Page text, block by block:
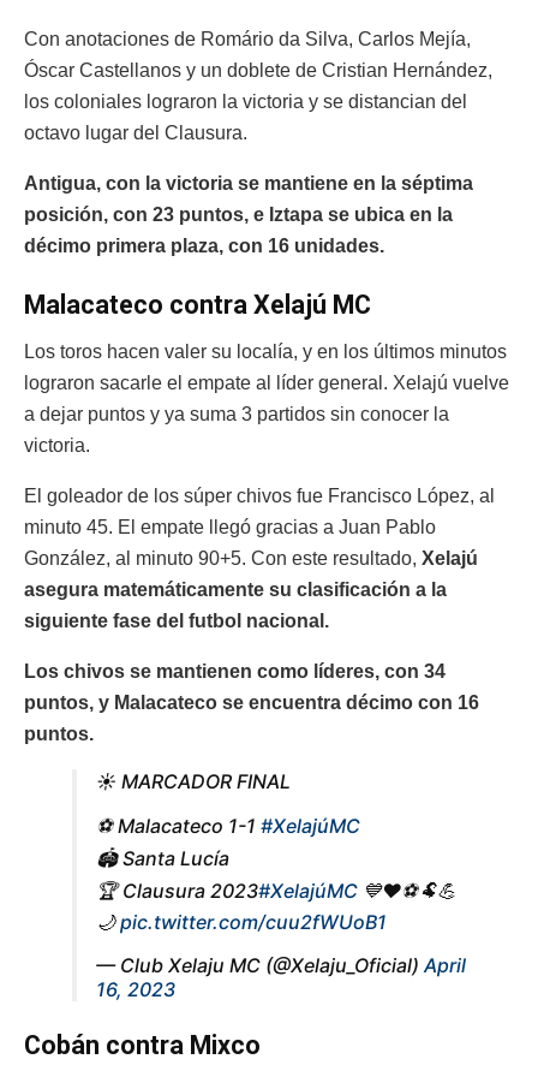
Con anotaciones de Romário da Silva, Carlos Mejía,
Óscar Castellanos y un doblete de Cristian Hernández,
los coloniales lograron la victoria y se distancian del
octavo lugar del Clausura.
Antigua, con la victoria se mantiene en la séptima
posición, con 23 puntos, e Iztapa se ubica en la
décimo primera plaza, con 16 unidades.
Malacateco contra Xelajú MC
Los toros hacen valer su localía, y en los últimos minutos
lograron sacarle el empate al líder general. Xelajú vuelve
a dejar puntos y ya suma 3 partidos sin conocer la
victoria.
El goleador de los súper chivos fue Francisco López, al
minuto 45. El empate llegó gracias a Juan Pablo
González, al minuto 90+5. Con este resultado, Xelajú
asegura matemáticamente su clasificación a la
siguiente fase del futbol nacional.
Los chivos se mantienen como líderes, con 34
puntos, y Malacateco se encuentra décimo con 16
puntos.
☀️ MARCADOR FINAL
⚽️ Malacateco 1-1 #XelajúMC
🏟️ Santa Lucía
🏆 Clausura 2023#XelajúMC 💙❤️⚽️🐏💪
🌙pic.twitter.com/cuu2fWUoB1
— Club Xelaju MC (@Xelaju_Oficial) April
16, 2023
Cobán contra Mixco